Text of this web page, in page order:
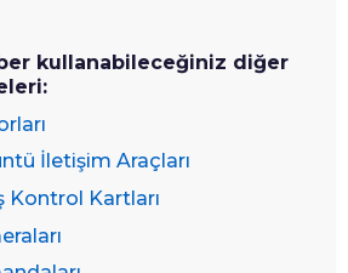
kullanabileceğiniz diğer
İletişim Araçları
Kontrol Kartları